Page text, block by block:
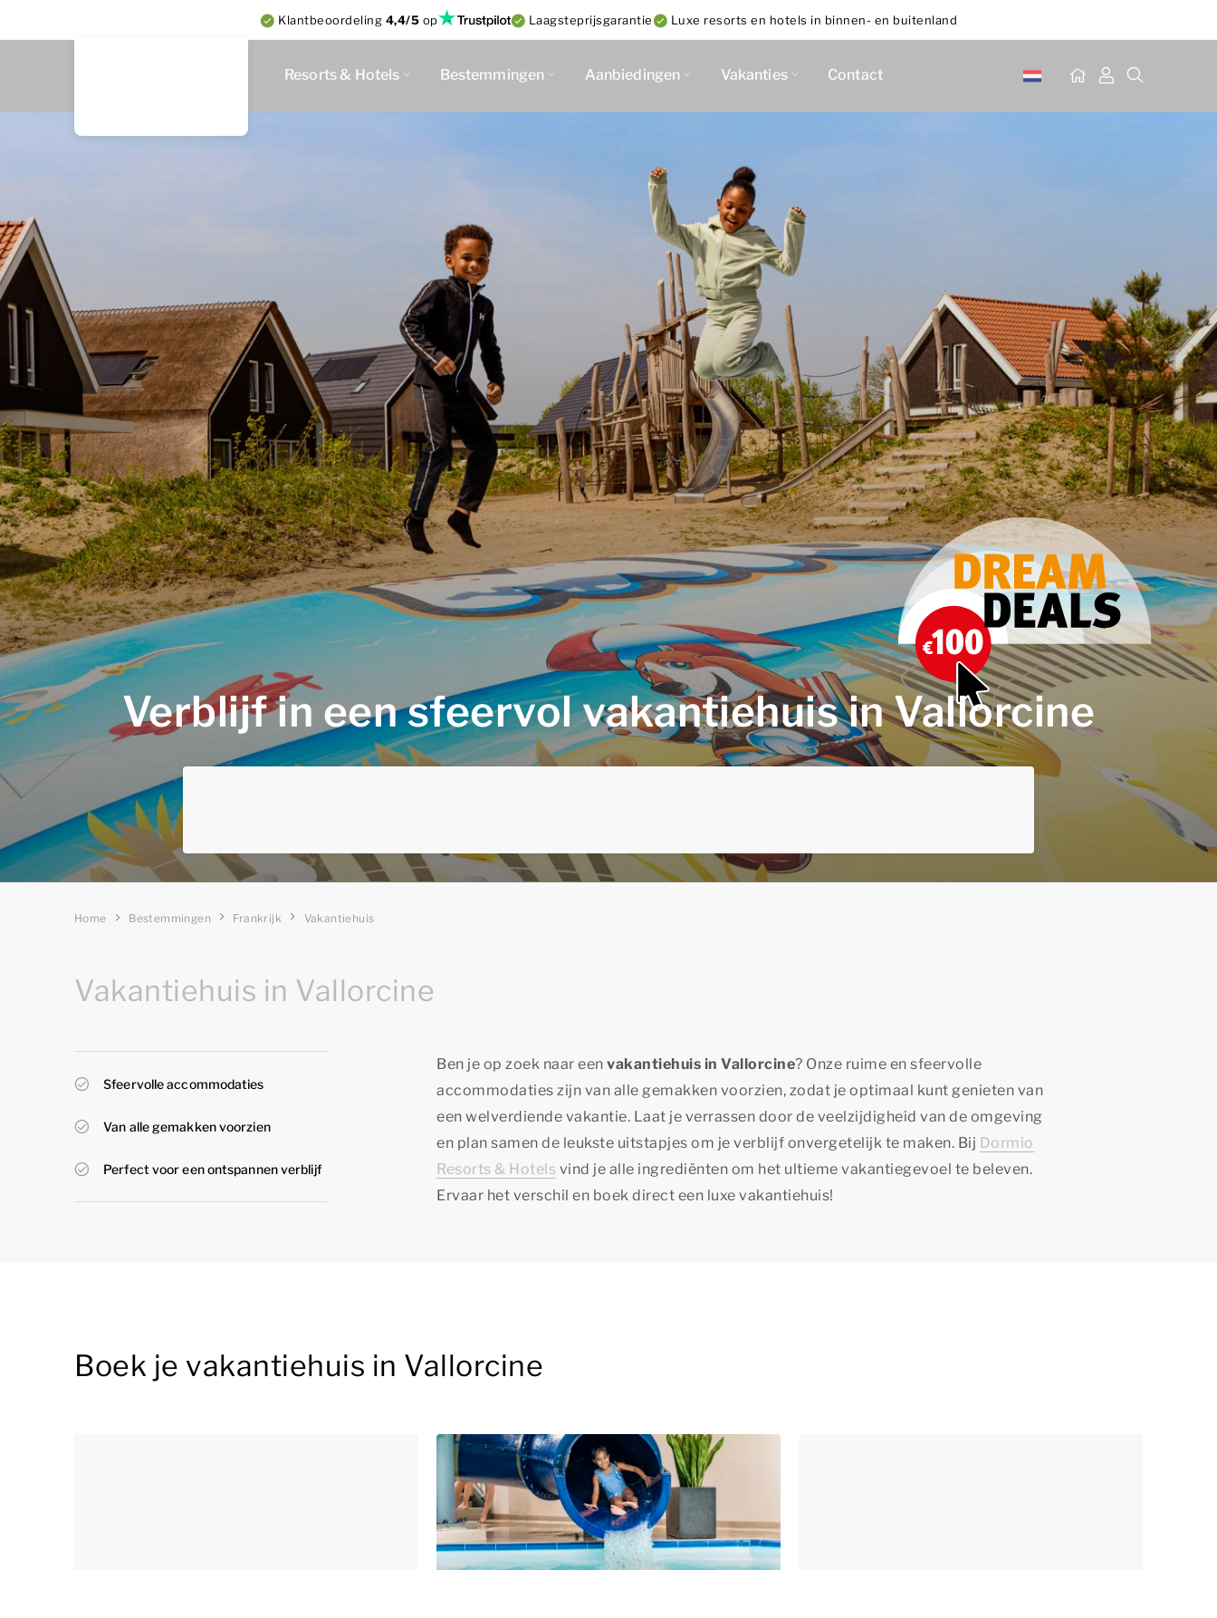
Klantbeoordeling 4,4/5 op Laagsteprijsgarantie Luxe resorts en hotels in binnen- en buitenland
Resorts & Hotels Bestemmingen Aanbiedingen Vakanties Contact
Verblijf in een sfeervol vakantiehuis in Vallorcine
Home Bestemmingen Frankrijk Vakantiehuis
Vakantiehuis in Vallorcine
Sfeervolle accommodaties
Van alle gemakken voorzien
Perfect voor een ontspannen verblijf
Ben je op zoek naar een vakantiehuis in Vallorcine? Onze ruime en sfeervolle
accommodaties zijn van alle gemakken voorzien, zodat je optimaal kunt genieten van
een welverdiende vakantie. Laat je verrassen door de veelzijdigheid van de omgeving
en plan samen de leukste uitstapjes om je verblijf onvergetelijk te maken. Bij Dormio
Resorts & Hotels vind je alle ingrediënten om het ultieme vakantiegevoel te beleven.
Ervaar het verschil en boek direct een luxe vakantiehuis!
Boek je vakantiehuis in Vallorcine